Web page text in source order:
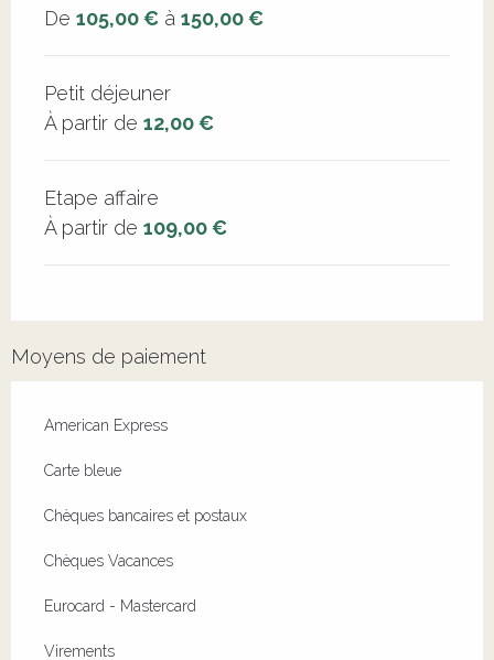
De 105,00 € à 150,00 €
Petit déjeuner
À partir de 12,00 €
Etape affaire
À partir de 109,00 €
Moyens de paiement
American Express
Carte bleue
Chèques bancaires et postaux
Chèques Vacances
Eurocard - Mastercard
Virements